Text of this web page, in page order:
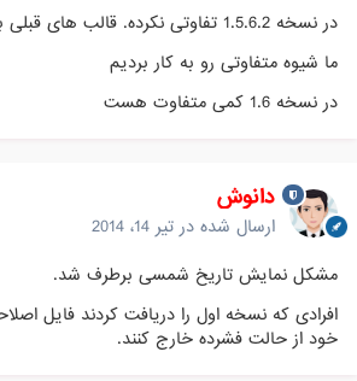
در نسخه 1.5.6.2 تفاوتی نکرده. قالب های قبلی به درستی کار می کنند.
ما شیوه متفاوتی رو به کار بردیم
در نسخه 1.6 کمی متفاوت هست
دانوش
ارسال شده در تیر 14، 2014
مشکل نمایش تاریخ شمسی برطرف شد.
افرادی که نسخه اول را دریافت کردند فایل
خود از حالت فشرده خارج کنند.